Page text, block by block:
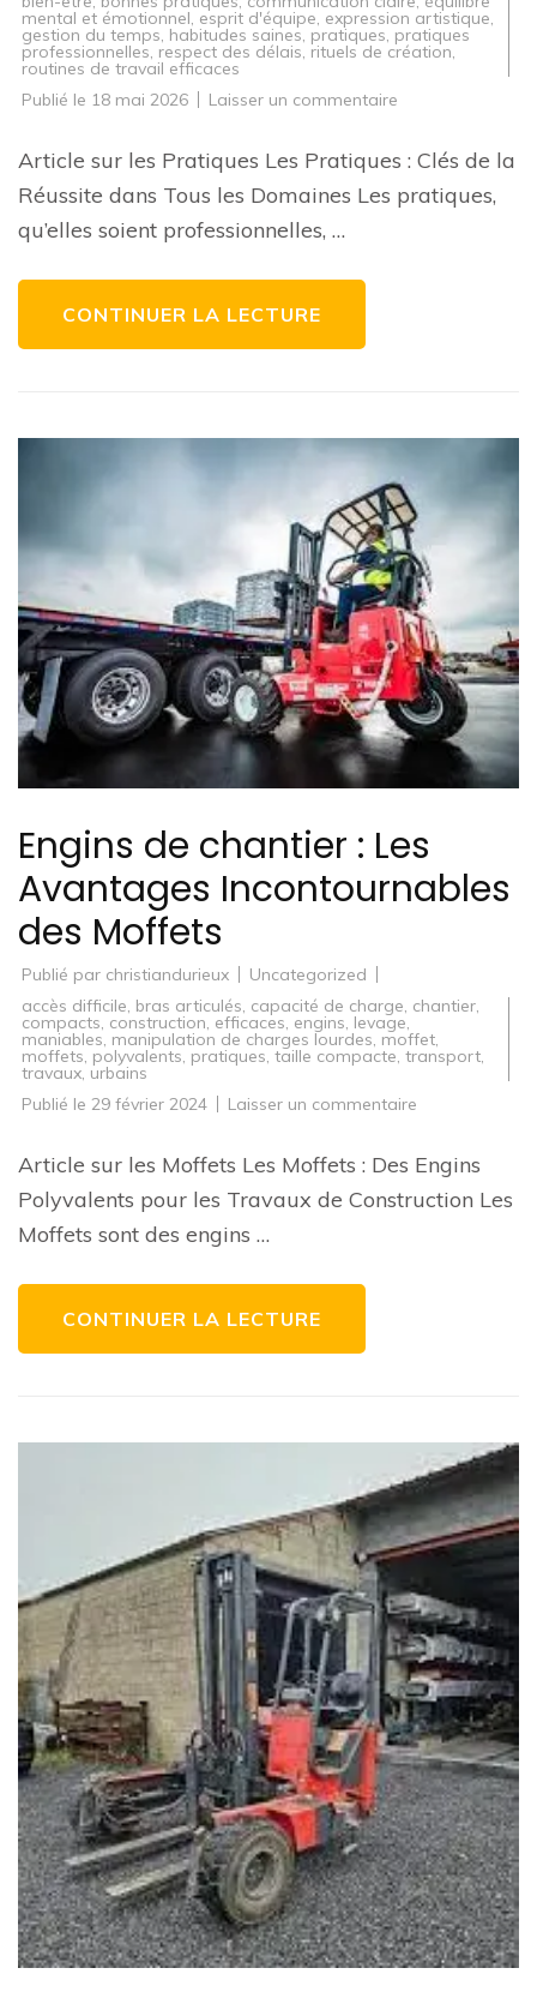
mental et émotionnel, esprit d'équipe, expression artistique,
gestion du temps, habitudes saines, pratiques, pratiques
professionnelles, respect des délais, rituels de création,
routines de travail efficaces
Publié le 18 mai 2026 Laisser un commentaire
Pratiques
:
de
Article sur les Pratiques Les Pratiques : Clés de la
Réussite dans Tous les Domaines Les pratiques,
qu’elles soient professionnelles, …
CONTINUER LA LECTURE
Engins de chantier : Les
Avantages Incontournables
des Moffets
Publié par christiandurieux
Uncategorized
accès difficile, bras articulés, capacité de charge, chantier,
compacts, construction, efficaces, engins, levage,
maniables, manipulation de charges lourdes, moffet,
moffets, polyvalents, pratiques, taille compacte, transport,
travaux, urbains
Publié le 29 février 2024 Laisser un commentaire
chantier
:
Avantages
Article sur les Moffets Les Moffets : Des Engins
Polyvalents pour les Travaux de Construction Les
Moffets sont des engins …
CONTINUER LA LECTURE